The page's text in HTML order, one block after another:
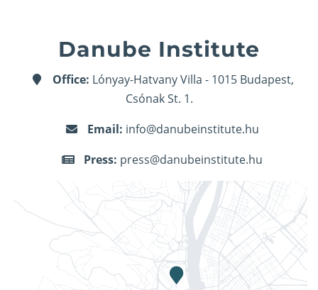
Danube Institute
Office: Lónyay-Hatvany Villa - 1015 Budapest,
Csónak St. 1.
Email: info@danubeinstitute.hu
Press: press@danubeinstitute.hu